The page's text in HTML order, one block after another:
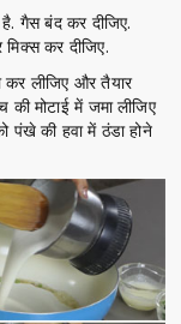
गैस बंद कर दीजिए.
कर दीजिए.
लीजिए और तैयार
मोटाई में जमा लीजिए
पंखे की हवा में ठंडा होने